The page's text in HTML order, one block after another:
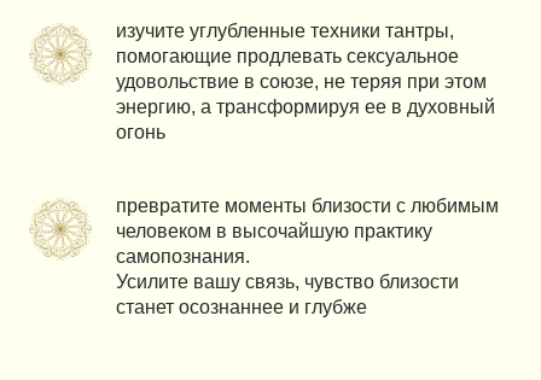
изучите углубленные техники тантры,
помогающие продлевать сексуальное
удовольствие в союзе, не теряя при этом
энергию, а трансформируя ее в духовный
огонь
превратите моменты близости с любимым
человеком в высочайшую практику
самопознания.
Усилите вашу связь, чувство близости
станет осознаннее и глубже